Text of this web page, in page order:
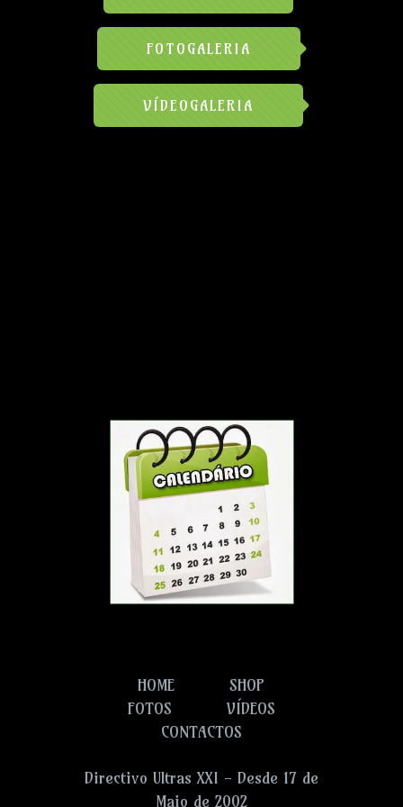
FOTOGALERIA
VÍDEOGALERIA
HOME
SHOP
FOTOS
VÍDEOS
CONTACTOS
Directivo Ultras XXI - Desde 17 de
Maio de 2002